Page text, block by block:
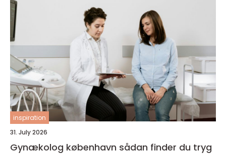
inspiration
31. July 2026
Gynækolog københavn sådan finder du tryg